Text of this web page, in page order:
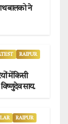
बालको ने
RAIPUR
में किसी
विष्णुदेव साय.
RAIPUR